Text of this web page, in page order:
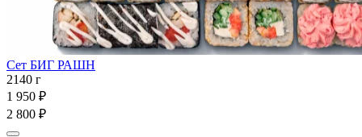
Сет БИГ РАШН
2140 г
1 950 ₽
2 800 ₽